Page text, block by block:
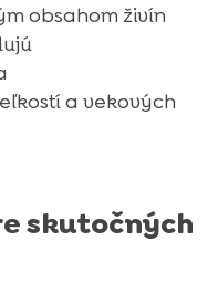
obsahom živín
a vekových
skutočných